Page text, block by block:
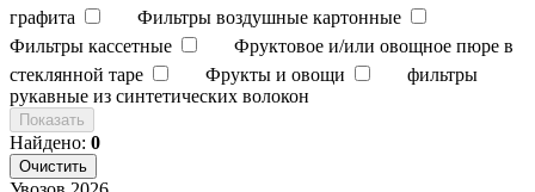
графита
Фильтры воздушные картонные
Фильтры кассетные
Фруктовое и/или овощное пюре в
стеклянной таре
Фрукты и овощи
фильтры
рукавные из синтетических волокон
Показать
Найдено: 0
Очистить